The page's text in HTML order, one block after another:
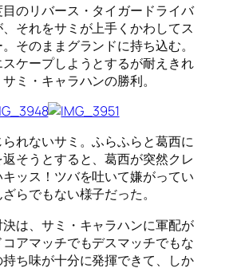
のリバース・タイガードライバ
それをサミが上手くかわしてス
そのままグランドに持ち込む。
ケープしようとするが耐えきれ
ミ・キャラハンの勝利。
れないサミ。ふらふらと葛西に
そうとすると、葛西が突然クレ
ッス！ツバを吐いて嫌がってい
らでもない様子だった。
は、サミ・キャラハンに軍配が
アマッチでもデスマッチでもな
ち味が十分に発揮できて、しか